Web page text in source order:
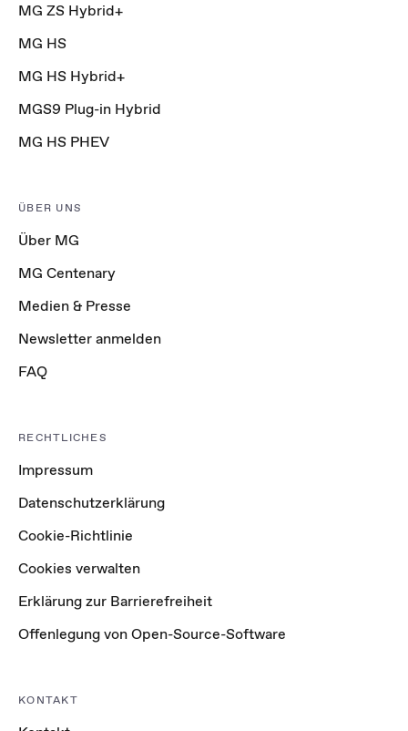
MG ZS Hybrid+
MG HS
MG HS Hybrid+
MGS9 Plug-in Hybrid
MG HS PHEV
ÜBER UNS
Über MG
MG Centenary
Medien & Presse
Newsletter anmelden
FAQ
RECHTLICHES
Impressum
Datenschutzerklärung
Cookie-Richtlinie
Cookies verwalten
Erklärung zur Barrierefreiheit
Offenlegung von Open-Source-Software
KONTAKT